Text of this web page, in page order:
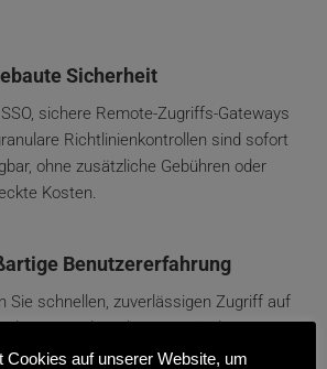
Sicherheit
SSO, sichere Remote-Zugriffs-Gateways
Richtlinienkontrollen sind sofort
ohne zusätzliche Gebühren oder
Kosten.
Benutzererfahrung
Sie schnellen, zuverlässigen Zugriff auf
und Desktops von jedem Gerät
Sitzungen, lange Anmelde-
Cookies auf unserer Website, um